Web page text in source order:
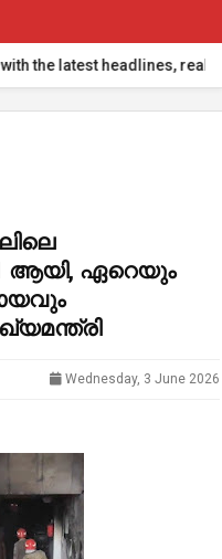
latest headlines, real-
ആയി, ഏറെയും
Wednesday, 3 June 2026